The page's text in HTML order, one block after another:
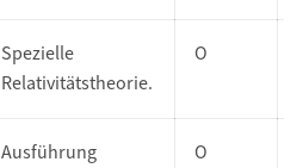
Spezielle
Relativitätstheorie.
O
Ausführung
O